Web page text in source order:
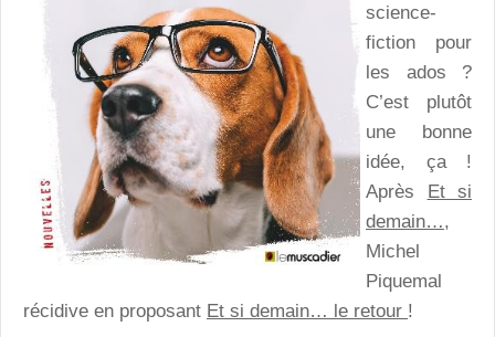
science-
fiction pour
les ados ?
C’est plutôt
une bonne
idée, ça !
Après Et si
demain…,
Michel
Piquemal
récidive en proposant Et si demain… le retour !